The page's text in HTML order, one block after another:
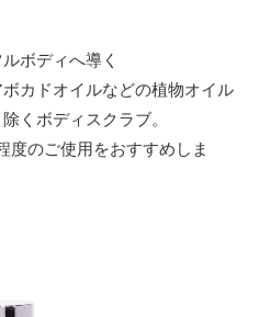
ボディへ導く
カドオイルなどの植物オイル
くボディスクラブ。
度のご使用をおすすめしま